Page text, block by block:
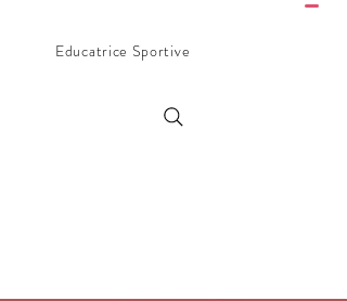
Educatrice Sportive